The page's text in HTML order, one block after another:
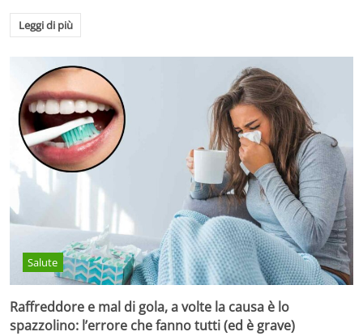
Leggi di più
Salute
Raffreddore e mal di gola, a volte la causa è lo
spazzolino: l’errore che fanno tutti (ed è grave)